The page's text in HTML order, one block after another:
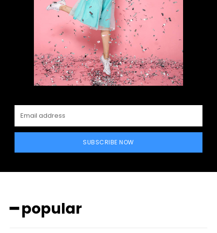
SUBSCRIBE NOW
━ popular